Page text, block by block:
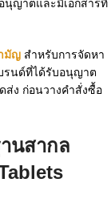
นุญาตและมีเอกสารที่
มัญ สำหรับการจัดหา
รนด์ที่ได้รับอนุญาต
ส่ง ก่อนวางคำสั่งซื้อ
นสากล